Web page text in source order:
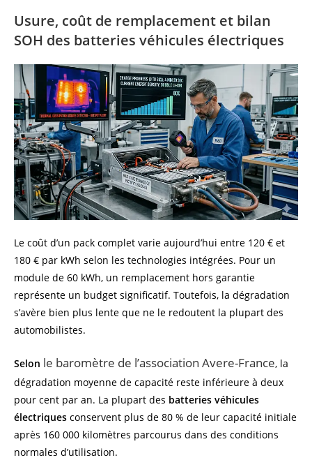
Usure, coût de remplacement et bilan
SOH des batteries véhicules électriques
Le coût d’un pack complet varie aujourd’hui entre 120 € et
180 € par kWh selon les technologies intégrées. Pour un
module de 60 kWh, un remplacement hors garantie
représente un budget significatif. Toutefois, la dégradation
s’avère bien plus lente que ne le redoutent la plupart des
automobilistes.
Selon le baromètre de l’association Avere-France, la
dégradation moyenne de capacité reste inférieure à deux
pour cent par an. La plupart des batteries véhicules
électriques conservent plus de 80 % de leur capacité initiale
après 160 000 kilomètres parcourus dans des conditions
normales d’utilisation.